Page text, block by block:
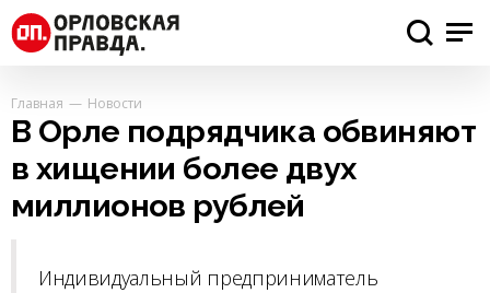
Главная Новости
В Орле подрядчика обвиняют
в хищении более двух
миллионов рублей
Индивидуальный предприниматель